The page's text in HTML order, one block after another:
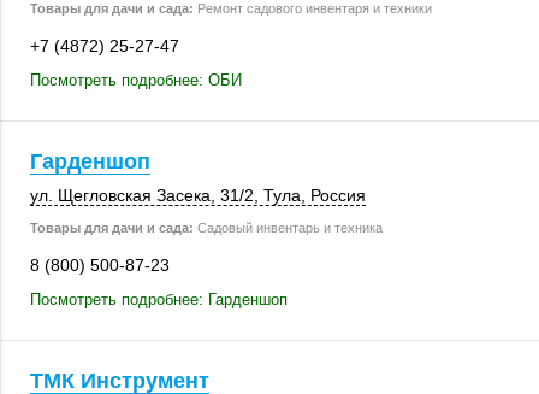
Товары для дачи и сада: Ремонт садового инвентаря и техники
+7 (4872) 25-27-47
Посмотреть подробнее: ОБИ
Гарденшоп
ул. Щегловская Засека, 31/2 Тула Россия
Товары для дачи и сада: Садовый инвентарь и техника
8 (800) 500-87-23
Посмотреть подробнее: Гарденшоп
ТМК Инструмент